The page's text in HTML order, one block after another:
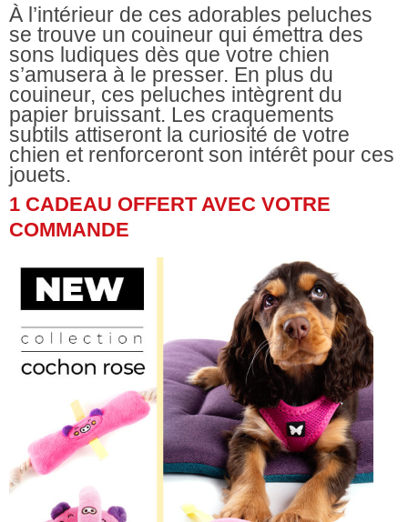
À l’intérieur de ces adorables peluches
se trouve un couineur qui émettra des
sons ludiques dès que votre chien
s’amusera à le presser. En plus du
couineur, ces peluches intègrent du
papier bruissant. Les craquements
subtils attiseront la curiosité de votre
chien et renforceront son intérêt pour ces
jouets.
1 CADEAU OFFERT AVEC VOTRE
COMMANDE